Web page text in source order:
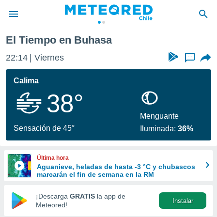
de
por
que se
calidad.
a este
las
y
forma
digital
basada
El Tiempo en Buhasa
22:14 Viernes ...
Calima
38°
Sensación de 45°
Menguante
Iluminada:36%
Última hora
Aguanieve, heladas de hasta -3 °C y chubascos
marcarán el fin de semana en la RM
¡Descarga GRATIS la app de
Meteored!
Instalar